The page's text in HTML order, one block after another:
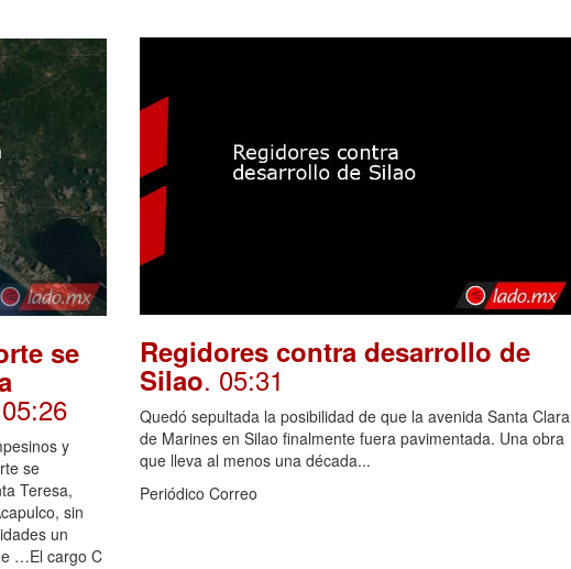
se
y
se
Teresa,
sin
un
…El cargo C
Regidores contra desarrollo de
Silao. 05:31
Quedó sepultada la posibilidad de que la avenida Santa Clara
de Marines en Silao finalmente fuera pavimentada. Una obra
que lleva al menos una década...
Periódico Correo